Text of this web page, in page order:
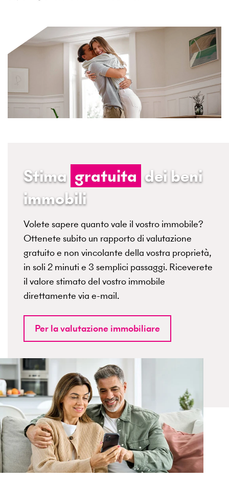
Stima gratuita dei beni
immobili
Volete sapere quanto vale il vostro immobile?
Ottenete subito un rapporto di valutazione
gratuito e non vincolante della vostra proprietà,
in soli 2 minuti e 3 semplici passaggi. Riceverete
il valore stimato del vostro immobile
direttamente via e-mail.
Per la valutazione immobiliare